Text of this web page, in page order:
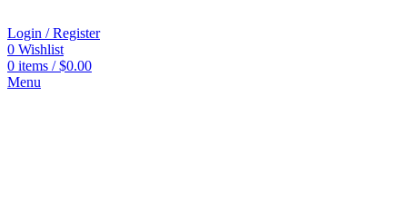
Login / Register
0 Wishlist
0 items / $0.00
Menu